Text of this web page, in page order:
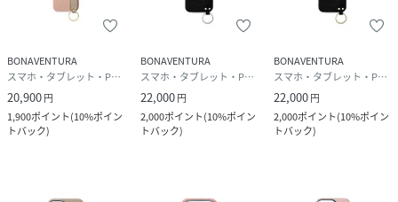
BONAVENTURA
スマホ・タブレット・PCケース/カバー
20,900円
1,900ポイント(10%ポイン
トバック)
BONAVENTURA
スマホ・タブレット・PCケース/カバー
22,000円
2,000ポイント(10%ポイン
トバック)
BONAVENTURA
スマホ・タブレット・PCケース/カバー
22,000円
2,000ポイント(10%ポイン
トバック)